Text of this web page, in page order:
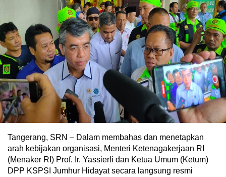
Tangerang, SRN – Dalam membahas dan menetapkan
arah kebijakan organisasi, Menteri Ketenagakerjaan RI
(Menaker RI) Prof. Ir. Yassierli dan Ketua Umum (Ketum)
DPP KSPSI Jumhur Hidayat secara langsung resmi